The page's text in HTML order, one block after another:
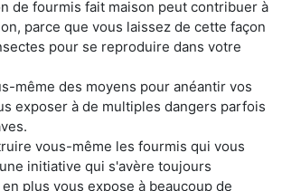
de fourmis fait maison peut contribuer à
parce que vous laissez de cette façon
pour se reproduire dans votre
même des moyens pour anéantir vos
exposer à de multiples dangers parfois
vous-même les fourmis qui vous
initiative qui s'avère toujours
plus vous expose à beaucoup de